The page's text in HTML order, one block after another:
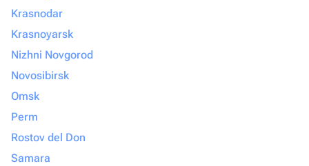
Krasnodar
Krasnoyarsk
Nizhni Novgorod
Novosibirsk
Omsk
Perm
Rostov del Don
Samara